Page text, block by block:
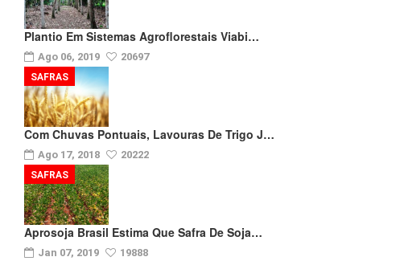
Plantio Em Sistemas Agroflorestais Viabi…
Ago 06, 2019 20697
Com Chuvas Pontuais, Lavouras De Trigo J…
Ago 17, 2018 20222
SAFRAS
Aprosoja Brasil Estima Que Safra De Soja…
Jan 07, 2019 19888
SAFRAS